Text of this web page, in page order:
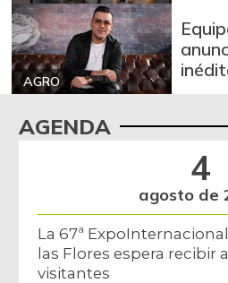
AGRO
AGENDA
4
agosto de
La 67ª
las Flores espera recibir
visitantes